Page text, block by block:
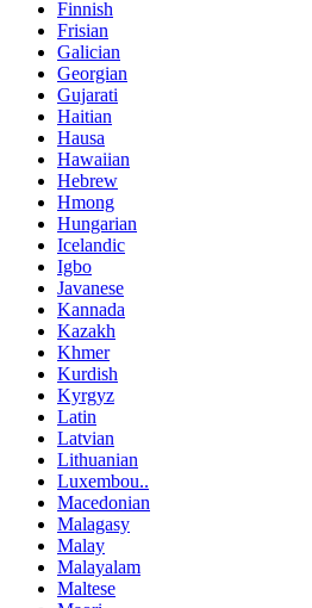
Finnish
Frisian
Galician
Georgian
Gujarati
Haitian
Hausa
Hawaiian
Hebrew
Hmong
Hungarian
Icelandic
Igbo
Javanese
Kannada
Kazakh
Khmer
Kurdish
Kyrgyz
Latin
Latvian
Lithuanian
Luxembou..
Macedonian
Malagasy
Malay
Malayalam
Maltese